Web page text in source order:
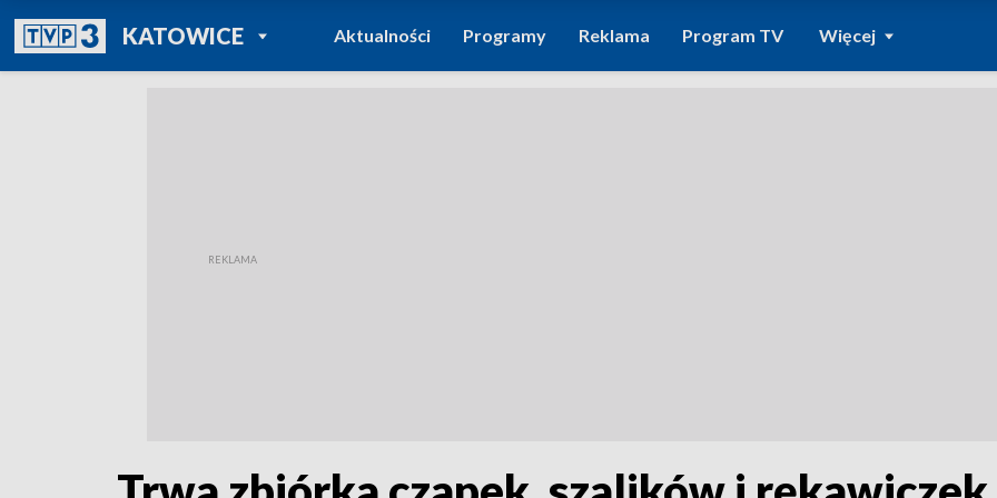
KATOWICEPOWRÓT DO
TVP REGIONY
Aktualności Programy Reklama Program TV Więcej